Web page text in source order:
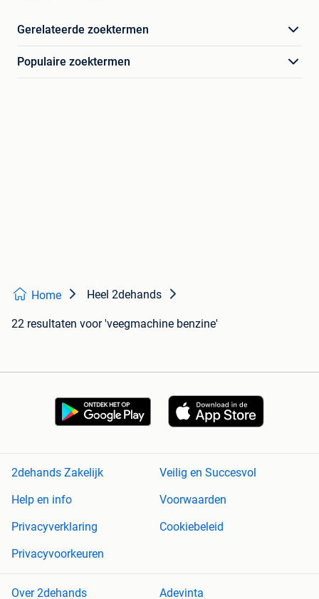
Gerelateerde zoektermen
Populaire zoektermen
Home Heel 2dehands
22 resultaten voor 'veegmachine benzine'
2dehands Zakelijk
Veilig en Succesvol
Help en info
Voorwaarden
Privacyverklaring
Cookiebeleid
Privacyvoorkeuren
Over 2dehands Adevinta